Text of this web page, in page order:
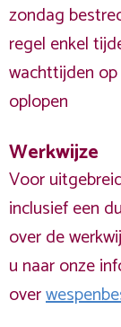
zondag
regel enkel
wachttijden
oplopen
Werkwijze
Voor
inclusief een
over de
u naar onze
over